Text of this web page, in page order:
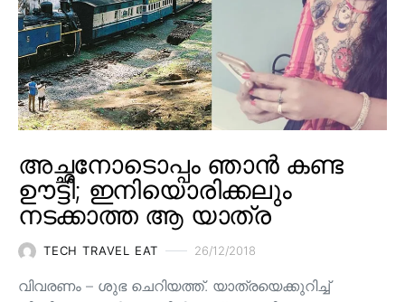
അച്ഛനോടൊപ്പം ഞാൻ കണ്ട
ഊട്ടി; ഇനിയൊരിക്കലും
നടക്കാത്ത ആ യാത്ര
TECH TRAVEL EAT 26/12/2018
വിവരണം – ശുഭ ചെറിയത്ത്. യാത്രയെക്കുറിച്ച്